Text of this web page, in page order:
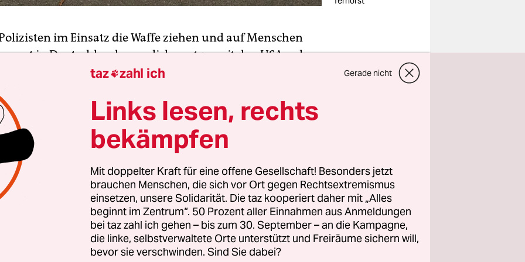
im Einsatz die Waffe ziehen und auf Menschen
in Deutschland – verglichen etwa mit den USA – eher
Offizielle Zahlen, wie oft Polizeibeamtinnen und -beamte in
des Instituts für Bürgerrechte und öffentliche
Berlin heißt es hingegen, im laufenden Jahr seien zehn
Polizeieinsätzen durch Schüsse getötet worden.
der Tod eines 16-Jährigen in Dortmundhatte im Sommer
ob die Polizei zu schnell schießt. Der Teenager,
sozialen Einrichtung lebte und wohl psychisch krank war,
Gelände mit einem Messer herumgelaufen, er galt als
Bei einer Auseinandersetzung mit herbeigerufenen
einer der Beamten den Jugendlichen mit einer
taz zahl ich Gerade nicht
Links lesen, rechts
bekämpfen
Mit doppelter Kraft für eine offene Gesellschaft! Besonders jetzt
brauchen Menschen, die sich vor Ort gegen Rechtsextremismus
einsetzen, unsere Solidarität. Die taz kooperiert daher mit „Alles
beginnt im Zentrum“. 50 Prozent aller Einnahmen aus Anmeldungen
bei taz zahl ich gehen – bis zum 30. September – an die Kampagne,
die linke, selbstverwaltete Orte unterstützt und Freiräume sichern will,
bevor sie verschwinden. Sind Sie dabei?